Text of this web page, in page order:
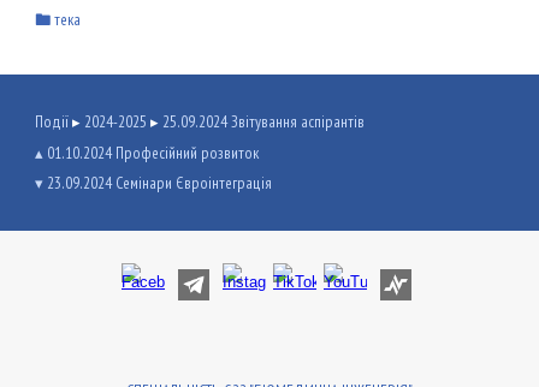
🖿 тека
Події▸ 2024-2025 ▸ 25.09.2024 Звітування аспірантів
▴ 01.10.2024 Професійний розвиток
▾ 23.09.2024 Семінари Євроінтеграція